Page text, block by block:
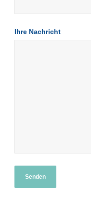
Ihre Nachricht